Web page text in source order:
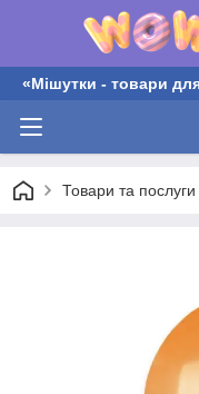
«Мішутки - товари
Товари та послуги